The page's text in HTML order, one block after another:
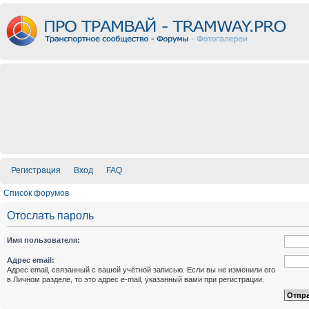
Регистрация Вход FAQ
Список форумов
Отослать пароль
Имя пользователя:
Адрес email:
Адрес email, связанный с вашей учётной записью. Если вы не изменили его
в Личном разделе, то это адрес e-mail, указанный вами при регистрации.